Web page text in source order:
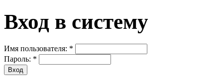
Вход в систему
Имя пользователя: *
Пароль: *